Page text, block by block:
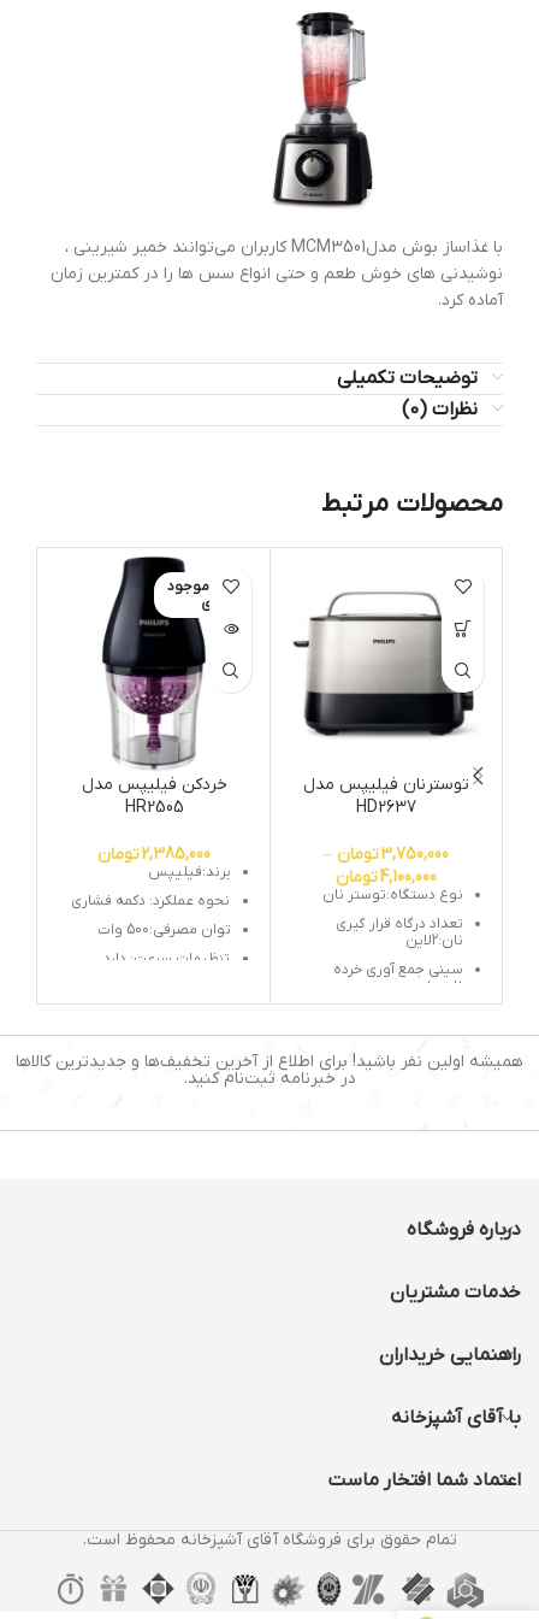
با غذاساز بوش مدلMCM3501 کاربران می‌توانند خمیر شیرینی ،
نوشیدنی های خوش طعم و حتی انواع سس ها را در کمترین زمان
آماده کرد.
توضیحات تکمیلی
نظرات (0)
محصولات مرتبط
توسترنان فیلیپس مدل
HD2637
3,750,000تومان –
4,100,000تومان
نوع دستگاه:توستر نان
تعداد درگاه قرار گیری
نان:2لاین
سینی جمع آوری خرده
نان:دارد
اتمام موجود
ی
خردکن فیلیپس مدل
HR2505
2,385,000تومان
برند:فیلیپس
نحوه عملکرد: دکمه فشاری
توان مصرفی:500 وات
تنظیمات سرعت: دارد
همیشه اولین نفر باشید! برای اطلاع از آخرین تخفیف‌ها و جدیدترین کالاها
در خبرنامه ثبت‌نام کنید.
درباره فروشگاه
خدمات مشتریان
راهنمایی خریداران
با آقای آشپزخانه
اعتماد شما افتخار ماست
تمام حقوق برای فروشگاه آقای آشپزخانه محفوظ است.